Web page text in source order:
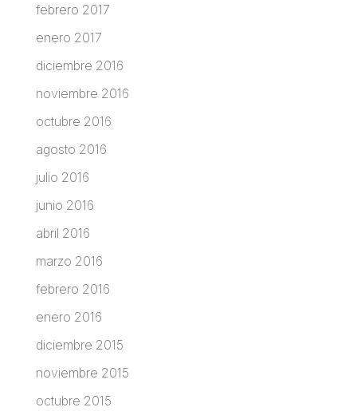
febrero 2017
enero 2017
diciembre 2016
noviembre 2016
octubre 2016
agosto 2016
julio 2016
junio 2016
abril 2016
marzo 2016
febrero 2016
enero 2016
diciembre 2015
noviembre 2015
octubre 2015